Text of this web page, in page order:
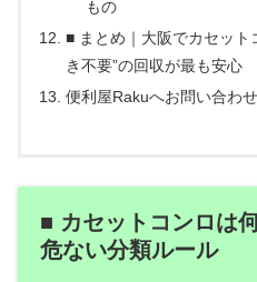
もの
■ まとめ｜大阪でカセット
き不要”の回収が最も安心
便利屋Rakuへお問い合わせ
■ カセットコンロは
危ない分類ルール